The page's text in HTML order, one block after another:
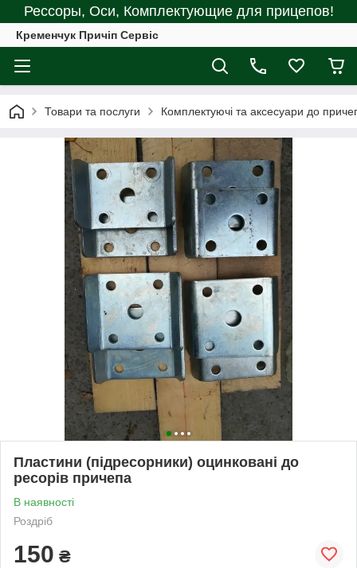
Рессоры, Оси, Комплектующие для прицепов!
Кременчук Причіп Сервіс
Товари та послуги Комплектуючі та аксесуари до
Пластини (підресорники) оцинковані до
ресорів причепа
В наявності
Роздріб
150 ₴